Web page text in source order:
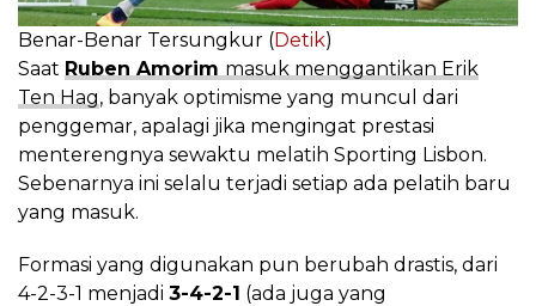
Benar-Benar Tersungkur (Detik)
Saat Ruben Amorim masuk menggantikan Erik
Ten Hag, banyak optimisme yang muncul dari
penggemar, apalagi jika mengingat prestasi
menterengnya sewaktu melatih Sporting Lisbon.
Sebenarnya ini selalu terjadi setiap ada pelatih baru
yang masuk.
Formasi yang digunakan pun berubah drastis, dari
4-2-3-1 menjadi 3-4-2-1 (ada juga yang